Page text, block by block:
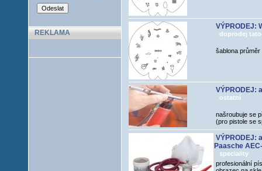
REKLAMA
VÝPRODEJ:
doprodej
šablona průměr
VÝPRODEJ:
ostatní
našroubuje se
(pro pistole se
VÝPRODEJ:
Paasche
speciality
profesionální